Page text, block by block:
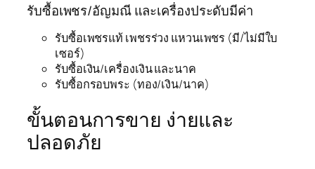
รับซื้อเพชร/อัญมณี และเครื่องประดับมีค่า
รับซื้อเพชรแท้ เพชรร่วง แหวนเพชร (มี/ไม่มีใบ
เซอร์)
รับซื้อเงิน/เครื่องเงิน และนาค
รับซื้อกรอบพระ (ทอง/เงิน/นาค)
ขั้นตอนการขาย ง่ายและ
ปลอดภัย